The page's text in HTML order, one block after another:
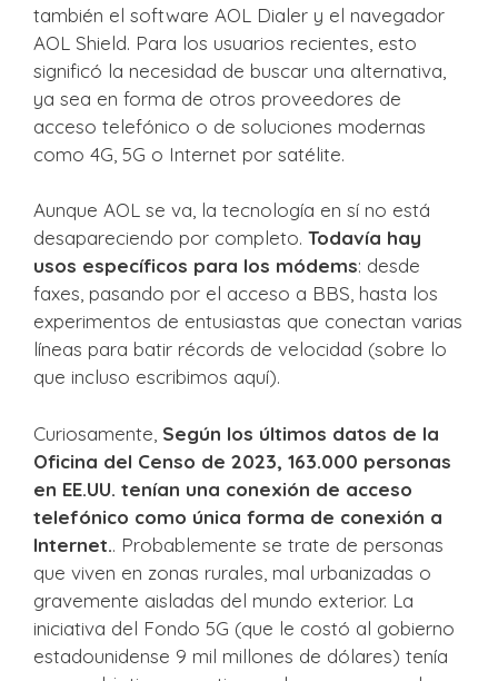
también el software AOL Dialer y el navegador
AOL Shield. Para los usuarios recientes, esto
significó la necesidad de buscar una alternativa,
ya sea en forma de otros proveedores de
acceso telefónico o de soluciones modernas
como 4G, 5G o Internet por satélite.
Aunque AOL se va, la tecnología en sí no está
desapareciendo por completo. Todavía hay
usos específicos para los módems: desde
faxes, pasando por el acceso a BBS, hasta los
experimentos de entusiastas que conectan varias
líneas para batir récords de velocidad (sobre lo
que incluso escribimos aquí).
Curiosamente, Según los últimos datos de la
Oficina del Censo de 2023, 163.000 personas
en EE.UU. tenían una conexión de acceso
telefónico como única forma de conexión a
Internet.. Probablemente se trate de personas
que viven en zonas rurales, mal urbanizadas o
gravemente aisladas del mundo exterior. La
iniciativa del Fondo 5G (que le costó al gobierno
estadounidense 9 mil millones de dólares) tenía